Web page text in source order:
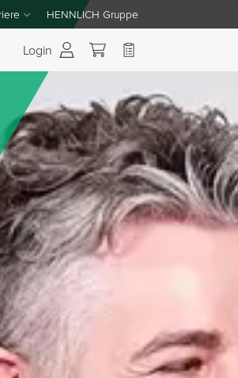
umschalten
Menü Karriere umschalten
HENNLICH Gruppe
Login